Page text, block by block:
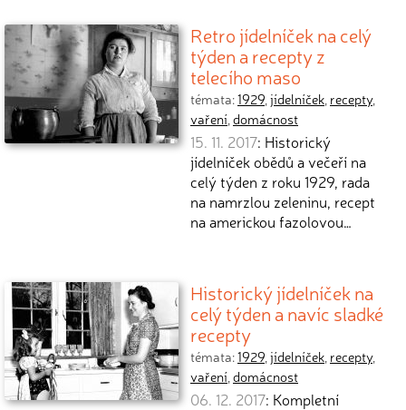
Retro jídelníček na celý
týden a recepty z
telecího maso
témata:1929,jídelníček, recepty,
vaření,domácnost
15. 11. 2017: Historický
jídelníček obědů a večeří na
celý týden z roku 1929, rada
na namrzlou zeleninu, recept
na americkou fazolovou…
Historický jídelníček na
celý týden a navíc sladké
recepty
témata:1929,jídelníček, recepty,
vaření,domácnost
06. 12. 2017: Kompletní